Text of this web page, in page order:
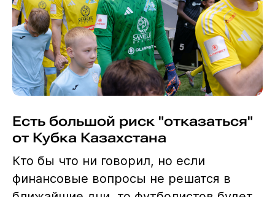
Есть большой риск "отказаться"
от Кубка Казахстана
Кто бы что ни говорил, но если
финансовые вопросы не решатся в